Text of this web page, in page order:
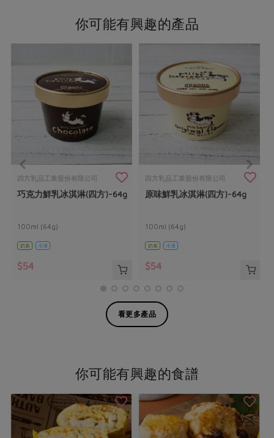
你可能有興趣的產品
四方乳品工業股份有限公司
巧克力鮮乳冰淇淋(四方)-64g
100ml (64g)
奶素 冷凍
$54
四方乳品工業股份有限公司
原味鮮乳冰淇淋(四方)-64g
100ml (64g)
奶素 冷凍
$54
看更多產品
你可能有興趣的食譜